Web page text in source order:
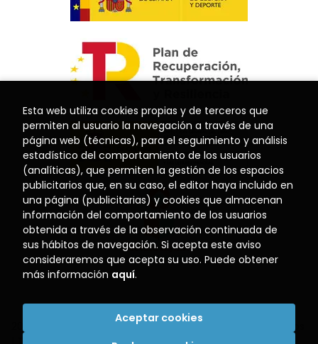
2026 © Librería El Puerto
. Todos los Derechos Reservados
Esta web utiliza cookies propias y de terceros que
permiten al usuario la navegación a través de una
página web (técnicas), para el seguimiento y análisis
estadístico del comportamiento de los usuarios
(analíticas), que permiten la gestión de los espacios
publicitarios que, en su caso, el editor haya incluido en
una página (publicitarias) y cookies que almacenan
información del comportamiento de los usuarios
obtenida a través de la observación continuada de
sus hábitos de navegación. Si acepta este aviso
consideraremos que acepta su uso. Puede obtener
más información aquí.
Aceptar cookies